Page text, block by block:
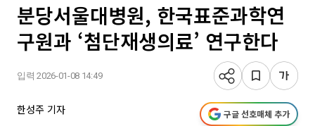
분당서울대병원, 한국표준과학연
구원과 ‘첨단재생의료’ 연구한다
입력 2026-01-08 14:49
한성주 기자 구글 선호매체 추가